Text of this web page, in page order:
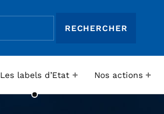
Les labels d’Etat Nos actions